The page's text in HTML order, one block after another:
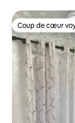
Coup de cœur
Coup de cœur